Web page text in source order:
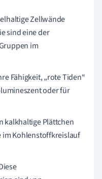
Zellwände
sind eine der
im
Fähigkeit, „rote Tiden“
oder für
kalkhaltige Plättchen
im Kohlenstoffkreislauf